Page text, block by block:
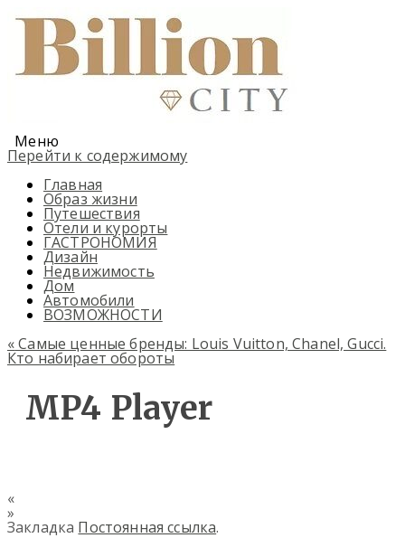
Меню
Перейти к содержимому
Главная
Образ жизни
Путешествия
Отели и курорты
ГАСТРОНОМИЯ
Дизайн
Недвижимость
Дом
Автомобили
ВОЗМОЖНОСТИ
«Самые ценные бренды: Louis Vuitton, Chanel, Gucci.
Кто набирает обороты
MP4 Player
«
»
Закладка Постоянная ссылка.